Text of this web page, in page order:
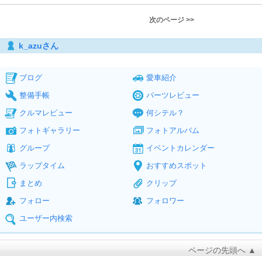
次のページ >>
k_azuさん
ブログ
愛車紹介
整備手帳
パーツレビュー
クルマレビュー
何シテル？
フォトギャラリー
フォトアルバム
グループ
イベントカレンダー
ラップタイム
おすすめスポット
まとめ
クリップ
フォロー
フォロワー
ユーザー内検索
ページの先頭へ ▲